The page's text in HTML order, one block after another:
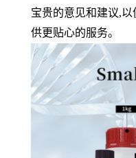
宝贵的意见和建议,以
供更贴心的服务。